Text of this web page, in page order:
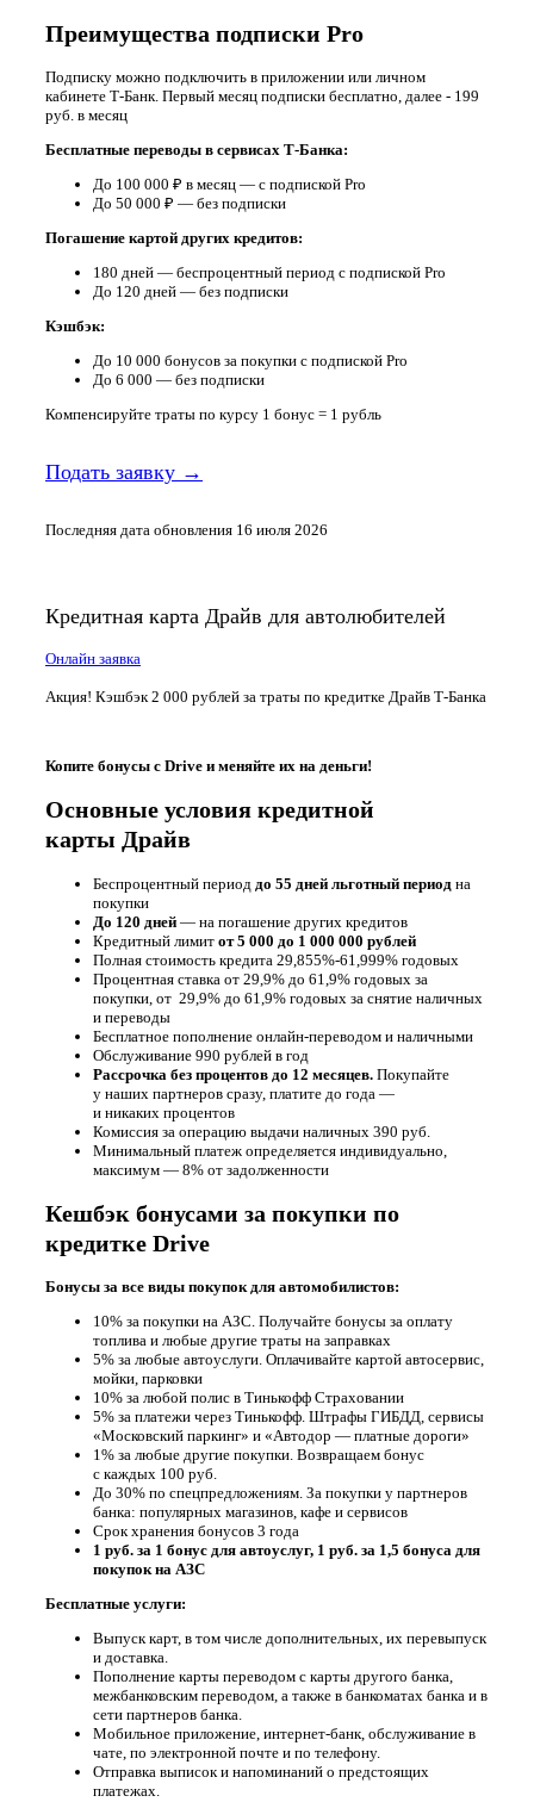
Преимущества подписки Pro
Подписку можно подключить в приложении или личном
кабинете Т-Банк. Первый месяц подписки бесплатно, далее - 199
руб. в месяц
Бесплатные переводы в сервисах Т‑Банка:
До 100 000 ₽ в месяц — с подпиской Prо
До 50 000 ₽ — без подписки
Погашение картой других кредитов:
180 дней — беспроцентный период с подпиской Pro
До 120 дней — без подписки
Кэшбэк:
До 10 000 бонусов за покупки с подпиской Pro
До 6 000 — без подписки
Компенсируйте траты по курсу 1 бонус = 1 рубль
Подать заявку →
Последняя дата обновления 16 июля 2026
Кредитная карта Драйв для автолюбителей
Онлайн заявка
Акция! Кэшбэк 2 000 рублей за траты по кредитке Драйв Т-Банка
Копите бонусы с Drive и меняйте их на деньги!
Основные условия кредитной
карты Драйв
Беспроцентный период до 55 дней льготный период на
покупки
До 120 дней — на погашение других кредитов
Кредитный лимит от 5 000 до 1 000 000 рублей
Полная стоимость кредита 29,855%-61,999% годовых
Процентная ставка от 29,9% до 61,9% годовых за
покупки, от 29,9% до 61,9% годовых за снятие наличных
и переводы
Бесплатное пополнение онлайн-переводом и наличными
Обслуживание 990 рублей в год
Рассрочка без процентов до 12 месяцев. Покупайте
у наших партнеров сразу, платите до года —
и никаких процентов
Комиссия за операцию выдачи наличных 390 руб.
Минимальный платеж определяется индивидуально,
максимум — 8% от задолженности
Кешбэк бонусами за покупки по
кредитке Drive
Бонусы за все виды покупок для автомобилистов:
10% за покупки на АЗС. Получайте бонусы за оплату
топлива и любые другие траты на заправках
5% за любые автоуслуги. Оплачивайте картой автосервис,
мойки, парковки
10% за любой полис в Тинькофф Страховании
5% за платежи через Тинькофф. Штрафы ГИБДД, сервисы
«Московский паркинг» и «Автодор — платные дороги»
1% за любые другие покупки. Возвращаем бонус
с каждых 100 руб.
До 30% по спецпредложениям. За покупки у партнеров
банка: популярных магазинов, кафе и сервисов
Срок хранения бонусов 3 года
1 руб. за 1 бонус для автоуслуг, 1 руб. за 1,5 бонуса для
покупок на АЗС
Бесплатные услуги:
Выпуск карт, в том числе дополнительных, их перевыпуск
и доставка.
Пополнение карты переводом с карты другого банка,
межбанковским переводом, а также в банкоматах банка и в
сети партнеров банка.
Мобильное приложение, интернет-банк, обслуживание в
чате, по электронной почте и по телефону.
Отправка выписок и напоминаний о предстоящих
платежах.